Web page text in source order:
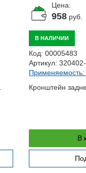
Цена:
958 руб.
В НАЛИЧИИ
Код: 00005483
Артикул:
Применяемость:
Кронштейн
В